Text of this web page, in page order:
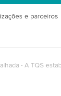
e parceiros
A TQS